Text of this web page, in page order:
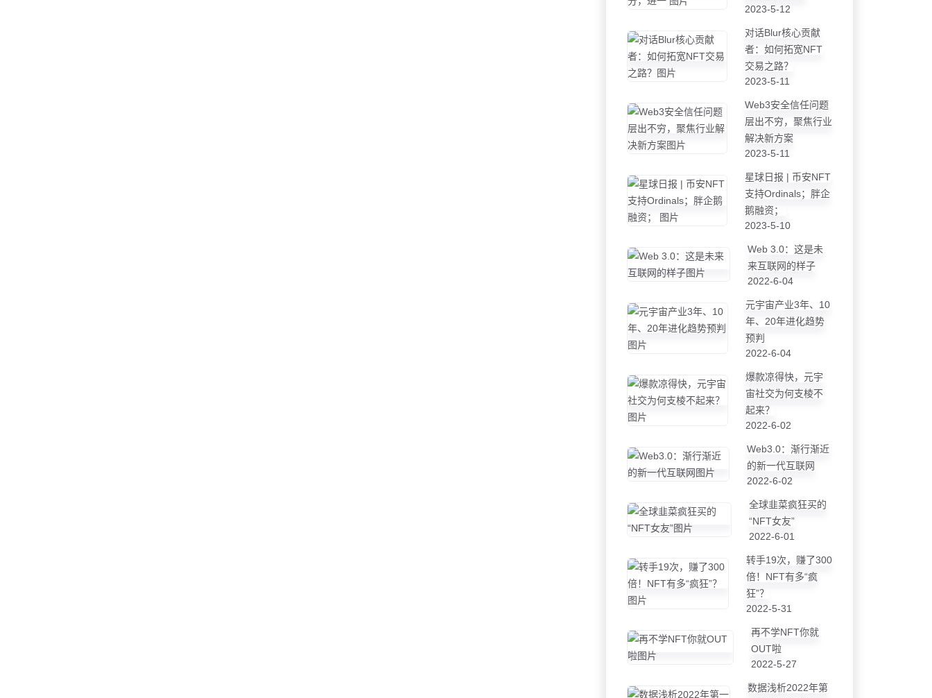
2023-5-12
对话Blur核心贡献
者：如何拓宽NFT
交易之路？
2023-5-11
Web3安全信任问题
层出不穷，聚焦行业
解决新方案
2023-5-11
星球日报 | 币安NFT
支持Ordinals；胖企
鹅融资；
2023-5-10
Web 3.0：这是未
来互联网的样子
2022-6-04
元宇宙产业3年、10
年、20年进化趋势
预判
2022-6-04
爆款凉得快，元宇
宙社交为何支棱不
起来？
2022-6-02
Web3.0：渐行渐近
的新一代互联网
2022-6-02
全球韭菜疯狂买的
“NFT女友”
2022-6-01
转手19次，赚了300
倍！NFT有多“疯
狂”？
2022-5-31
再不学NFT你就
OUT啦
2022-5-27
数据浅析2022年第